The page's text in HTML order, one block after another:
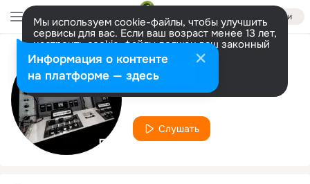
Войти
Мы используем cookie-файлы, чтобы улучшить
сервисы для вас. Если ваш возраст менее 13 лет,
настроить cookie-файлы должен ваш законный
представитель. Больше информации
Разрешить все Настроить
Исполнитель
Darc Marc
Слушать
Информация о контенте
на платформе — здесь